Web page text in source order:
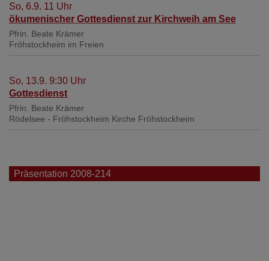
So, 6.9. 11 Uhr
ökumenischer Gottesdienst zur Kirchweih am See
Pfrin. Beate Krämer
Fröhstockheim im Freien
So, 13.9. 9:30 Uhr
Gottesdienst
Pfrin. Beate Krämer
Rödelsee - Fröhstockheim Kirche Fröhstockheim
Präsentation 2008-214